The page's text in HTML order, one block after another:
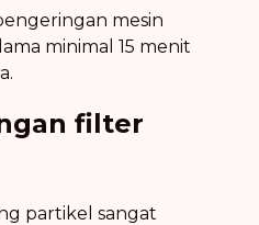
mesin
minimal 15 menit
filter
partikel sangat